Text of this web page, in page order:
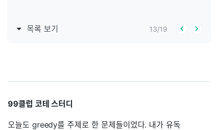
목록 보기 13/19
99클럽 코테 스터디
오늘도 greedy를 주제로 한 문제들이었다. 내가 유독